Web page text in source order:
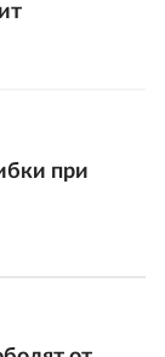
при